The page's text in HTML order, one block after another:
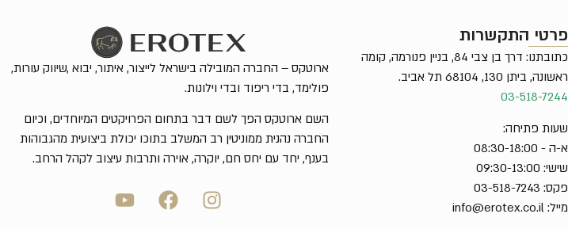
פרטי התקשרות
כתובתנו: דרך בן צבי 84, בניין פנורמה, קומה
ראשונה, ביתן 130, 68104 תל אביב.
03-518-7244
שעות פתיחה:
א-ה - 08:30-18:00
שישי: 09:30-13:00
פקס: 03-518-7243
מייל: info@erotex.co.il
ארוטקס – החברה המובילה בישראל לייצור, איתור, יבוא ,שיווק עורות,
פולימד, בדי ריפוד ובדי וילונות.
השם ארוטקס הפך לשם דבר בתחום הפרויקטים המיוחדים, וכיום
החברה נהנית ממוניטין רב המשלב בתוכו יכולת ביצועית מהגבוהות
בענף, יחד עם יחס חם, יוקרה, אוירה ותרבות עיצוב לקהל הרחב.